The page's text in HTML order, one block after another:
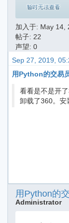
加入于: May 14,
帖子: 22
声望: 0
Sep 27, 2019,
用Python的交易
看看是不是开
卸载了360。安
用Python的
Administrator